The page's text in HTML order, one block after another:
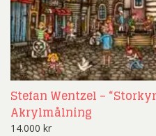
Stefan Wentzel –
Akrylmålning
14.000 kr